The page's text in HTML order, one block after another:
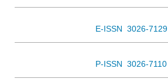
E-ISSN 3026-7129
P-ISSN 3026-7110